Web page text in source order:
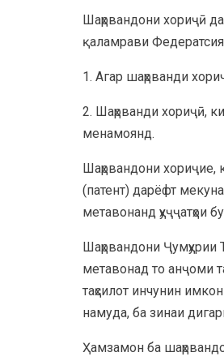
Шаҳрвандони хориҷӣ
қаламрави
1. Агар шаҳрванди
2. Шаҳрванди хориҷӣ,
менамоянд.
Шаҳрвандони хориҷие,
(патент) дарёфт
метавонанд
Шаҳрвандони Ҷумҳурии
метавонад то анҷоми
таҳсилот инчунин
намуда, ба зинаи
Ҳамзамон ба